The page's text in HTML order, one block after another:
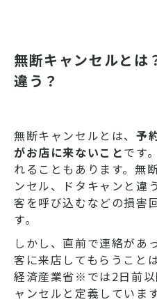
無断キャンセルとは
違う？
無断キャンセルとは、 予
がお店に来ないことです
れることもあります。無
ンセル、ドタキャンと違
客を呼び込むなどの損害
す。
しかし、直前で連絡があ
客に来店してもらうこと
経済産業省※では2日前
ャンセルと定義しています